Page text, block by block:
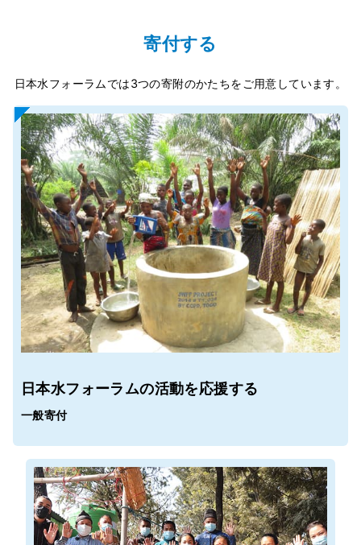
寄付する
日本水フォーラムでは3つの寄附のかたちをご用意しています。
日本水フォーラムの活動を応援する
一般寄付